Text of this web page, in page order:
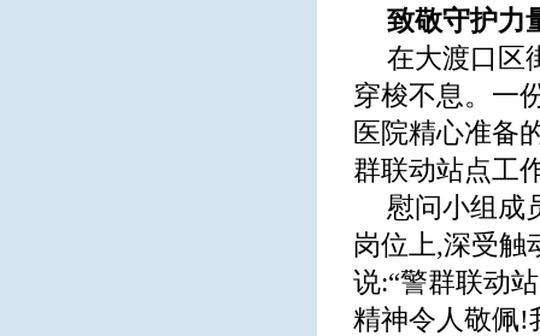
致敬守护力
在大渡口区
穿梭不息。一
医院精心准备
群联动站点工
慰问小组成
岗位上,深受触
说:“警群联动
精神令人敬佩!